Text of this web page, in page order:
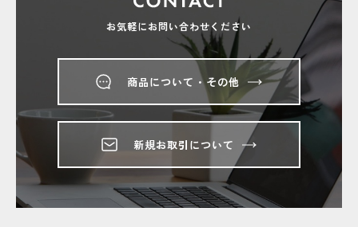
お気軽にお問い合わせください
商品について・その他
新規お取引について